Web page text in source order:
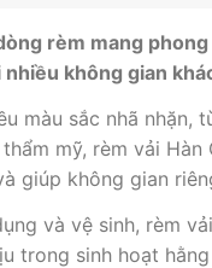
rèm mang
không gian
màu sắc nhã
mỹ, rèm vải
giúp không gian
và vệ sinh, rèm
trong sinh hoạt